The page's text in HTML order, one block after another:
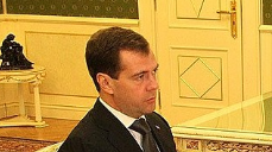
Дмитрий Медведев
16 декабря 2010 года, 10:00